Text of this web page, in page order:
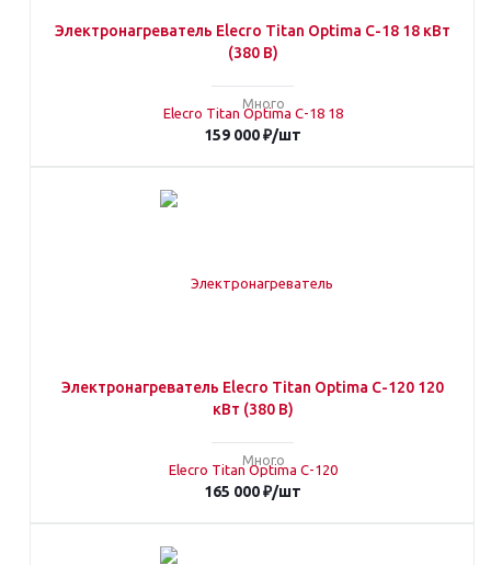
Электронагреватель Elecro Titan Optima С-18 18 кВт
(380 В)
Много
159 000₽/шт
Электронагреватель Elecro Titan Optima С-120 120
кВт (380 В)
Много
165 000₽/шт